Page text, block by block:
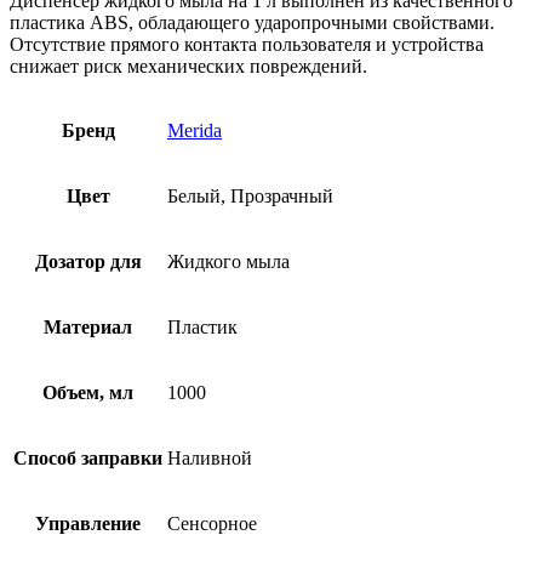
пластика ABS, обладающего ударопрочными свойствами.
Отсутствие прямого контакта пользователя и устройства
снижает риск механических повреждений.
Бренд Merida
Цвет Белый, Прозрачный
Дозатор для Жидкого мыла
Материал Пластик
Объем, мл 1000
Способ заправки Наливной
Управление Сенсорное